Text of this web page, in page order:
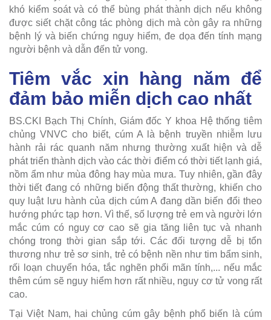
khó kiểm soát và có thể bùng phát thành dịch nếu không
được siết chặt công tác phòng dịch mà còn gây ra những
bệnh lý và biến chứng nguy hiểm, đe dọa đến tính mạng
người bệnh và dẫn đến tử vong.
Tiêm vắc xin hàng năm để
đảm bảo miễn dịch cao nhất
BS.CKI Bạch Thị Chính, Giám đốc Y khoa Hệ thống tiêm
chủng VNVC cho biết, cúm A là bệnh truyền nhiễm lưu
hành rải rác quanh năm nhưng thường xuất hiện và dễ
phát triển thành dịch vào các thời điểm có thời tiết lạnh giá,
nồm ẩm như mùa đông hay mùa mưa. Tuy nhiên, gần đây
thời tiết đang có những biến động thất thường, khiến cho
quy luật lưu hành của dịch cúm A đang dần biến đổi theo
hướng phức tạp hơn. Vì thế, số lượng trẻ em và người lớn
mắc cúm có nguy cơ cao sẽ gia tăng liên tục và nhanh
chóng trong thời gian sắp tới. Các đối tượng dễ bị tổn
thương như trẻ sơ sinh, trẻ có bệnh nền như tim bẩm sinh,
rối loạn chuyển hóa, tắc nghẽn phổi mãn tính,... nếu mắc
thêm cúm sẽ nguy hiểm hơn rất nhiều, nguy cơ tử vong rất
cao.
Tại Việt Nam, hai chủng cúm gây bệnh phổ biến là cúm